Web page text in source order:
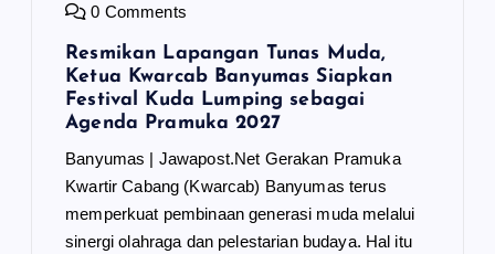
0 Comments
Resmikan Lapangan Tunas Muda,
Ketua Kwarcab Banyumas Siapkan
Festival Kuda Lumping sebagai
Agenda Pramuka 2027
Banyumas | Jawapost.Net Gerakan Pramuka
Kwartir Cabang (Kwarcab) Banyumas terus
memperkuat pembinaan generasi muda melalui
sinergi olahraga dan pelestarian budaya. Hal itu